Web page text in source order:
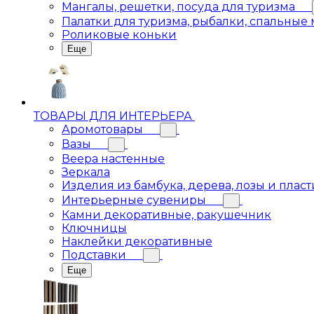
Мангалы, решетки, посуда для туризма
Палатки для туризма, рыбалки,
Роликовые коньки
Еще
ТОВАРЫ ДЛЯ ИНТЕРЬЕРА
Аромотовары
Вазы
Веера настенные
Зеркала
Изделия из бамбука, дерева, лозы и
Интерьерные сувениры
Камни декоративные, ракушечник
Ключницы
Наклейки декоративные
Подставки
Еще